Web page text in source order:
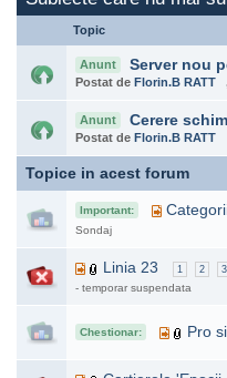
Topic
Anunt Server nou
Postat de Florin.B RATT
Anunt Cerere
Postat de Florin.B RATT
Topice in acest forum
Important:
Sondaj
Linia 23 1 2 3
- temporar suspendata
Chestionar: Pro